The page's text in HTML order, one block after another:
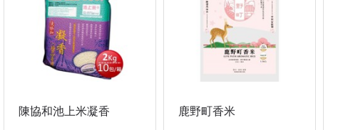
陳協和池上米凝香 鹿野町香米